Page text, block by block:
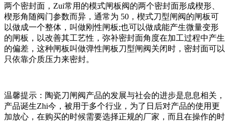
两个密封面，Zui常用的模式闸板阀的两个密封面形成楔形、
楔形角随阀门参数而异，通常为 50，楔式刀型闸阀的闸板可
以做成一个整体，叫做刚性闸板;也可以做成能产生微量变形
的闸板，以改善其工艺性，弥补密封面角度在加工过程中产生
的偏差，这种闸板叫做弹性闸板刀型闸阀关闭时，密封面可以
只依靠介质压力来密封。
温馨提示：陶瓷刀闸阀产品的发展与社会的进步是息息相关，
产品诞生Zhi今，被用于多个行业，为了日后对产品的使用更
加放心，在购买的时候需要选择正规的厂家，而且在操作的时